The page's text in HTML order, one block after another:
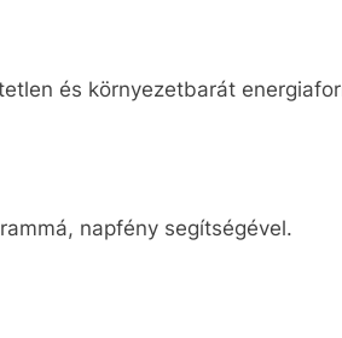
és környezetbarát
napfény segítségével.